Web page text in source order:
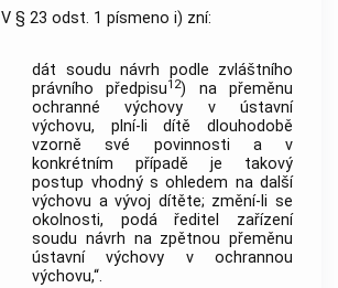
V § 23 odst. 1 písmeno i) zní:
dát soudu návrh podle zvláštního
právního předpisu12) na přeměnu
ochranné výchovy v ústavní
výchovu, plní-li dítě dlouhodobě
vzorně své povinnosti a v
konkrétním případě je takový
postup vhodný s ohledem na další
výchovu a vývoj dítěte; změní-li se
okolnosti, podá ředitel zařízení
soudu návrh na zpětnou přeměnu
ústavní výchovy v ochrannou
výchovu,“.